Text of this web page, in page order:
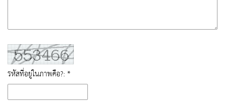
รหัสที่อยู่ในภาพคือ?: *